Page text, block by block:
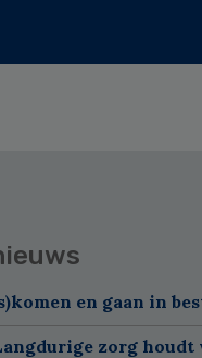
en gaan in
zorg houdt